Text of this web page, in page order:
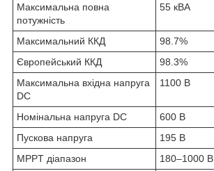
Максимальна повна
потужність
55 кВА
Максимальний ККД
98.7%
Європейський ККД
98.3%
Максимальна вхідна напруга
DC
1100 В
Номінальна напруга DC
600 В
Пускова напруга
195 В
MPPT діапазон
180–1000 В